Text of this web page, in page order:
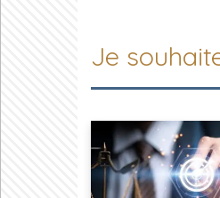
Je